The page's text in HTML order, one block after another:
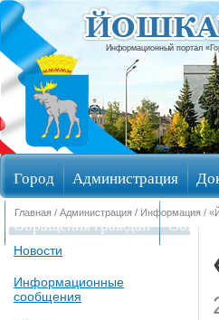
Информационный портал
Город Администрация
Обращения граждан
Главная / Администрация / Информация /
Новости
Информационные
сообщения